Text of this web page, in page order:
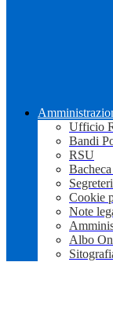
Ufficio
Bandi
RSU
Cookie
Note
Albo